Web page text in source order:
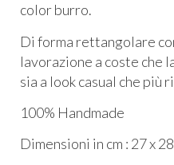
color burro.
Di forma rettangolare
lavorazione a coste che
sia a look casual che più
100% Handmade
Dimensioni in cm : 27 x